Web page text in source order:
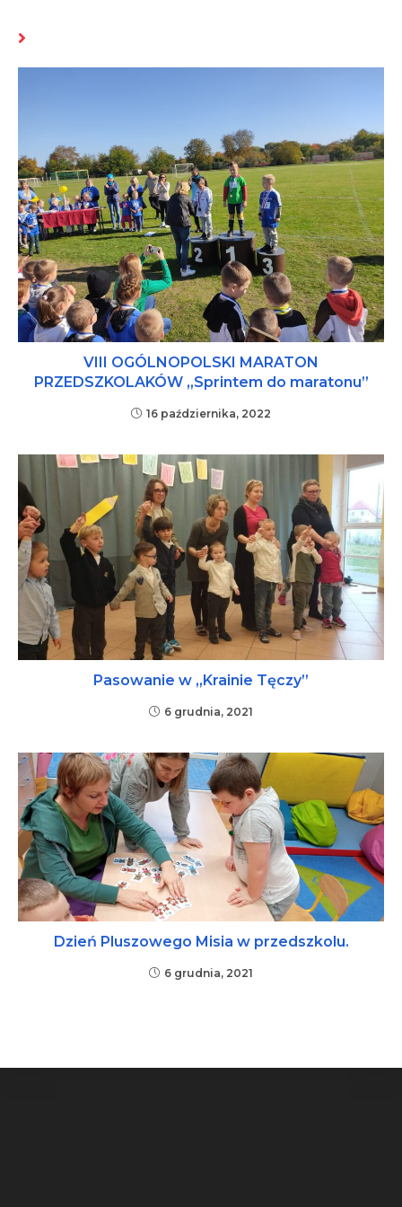
VIII OGÓLNOPOLSKI MARATON
PRZEDSZKOLAKÓW „Sprintem do maratonu”
16 października, 2022
Pasowanie w „Krainie Tęczy”
6 grudnia, 2021
Dzień Pluszowego Misia w przedszkolu.
6 grudnia, 2021